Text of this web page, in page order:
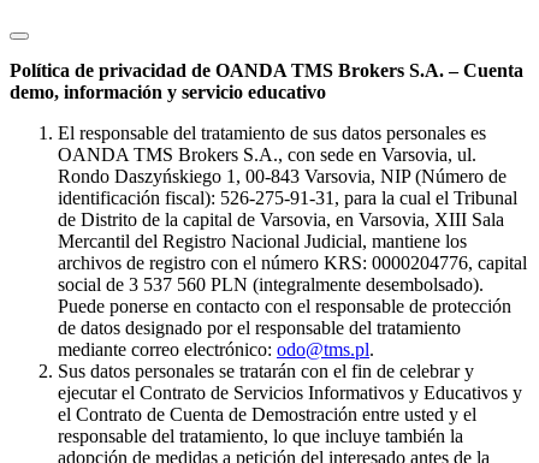
Política de privacidad de OANDA TMS Brokers S.A. – Cuenta
demo, información y servicio educativo
El responsable del tratamiento de sus datos personales es
OANDA TMS Brokers S.A., con sede en Varsovia, ul.
Rondo Daszyńskiego 1, 00-843 Varsovia, NIP (Número de
identificación fiscal): 526-275-91-31, para la cual el Tribunal
de Distrito de la capital de Varsovia, en Varsovia, XIII Sala
Mercantil del Registro Nacional Judicial, mantiene los
archivos de registro con el número KRS: 0000204776, capital
social de 3 537 560 PLN (integralmente desembolsado).
Puede ponerse en contacto con el responsable de protección
de datos designado por el responsable del tratamiento
mediante correo electrónico: odo@tms.pl.
Sus datos personales se tratarán con el fin de celebrar y
ejecutar el Contrato de Servicios Informativos y Educativos y
el Contrato de Cuenta de Demostración entre usted y el
responsable del tratamiento, lo que incluye también la
adopción de medidas a petición del interesado antes de la